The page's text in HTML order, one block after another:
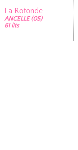
La Rotonde
ANCELLE (05)
61 lits